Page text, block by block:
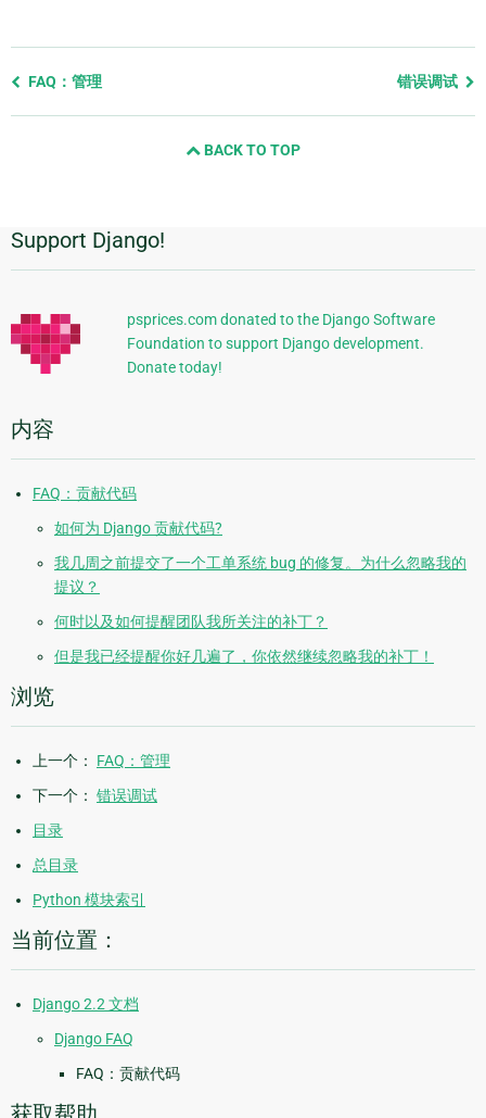
Previous
FAQ：管理 错误调试
BACK TO TOP
附
加
信
息
Support Django!
psprices.com donated to the Django Software
Foundation to support Django development.
Donate today!
内容
FAQ：贡献代码
如何为 Django 贡献代码?
我几周之前提交了一个工单系统 bug 的修复。为什么忽略我的
提议？
何时以及如何提醒团队我所关注的补丁？
但是我已经提醒你好几遍了，你依然继续忽略我的补丁！
浏览
上一个： FAQ：管理
下一个： 错误调试
目录
总目录
Python 模块索引
当前位置：
Django 2.2 文档
Django FAQ
FAQ：贡献代码